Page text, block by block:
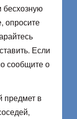
опросите
Если
сообщите о
предмет в